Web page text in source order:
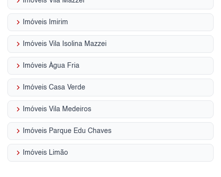
keyboard_arrow_right Imóveis Imirim
keyboard_arrow_right Imóveis Vila Isolina Mazzei
keyboard_arrow_right Imóveis Água Fria
keyboard_arrow_right Imóveis Casa Verde
keyboard_arrow_right Imóveis Vila Medeiros
keyboard_arrow_right Imóveis Parque Edu Chaves
keyboard_arrow_right Imóveis Limão